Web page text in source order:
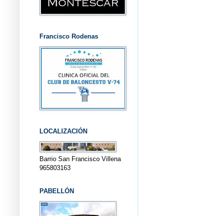
Francisco Rodenas
LOCALIZACIÓN
Barrio San Francisco Villena
965803163
PABELLÓN